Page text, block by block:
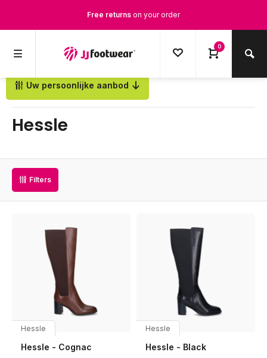
Free returns on your order
0
Uw persoonlijke aanbod
Hessle
Filters
Hessle
Hessle - Cognac
Hessle
Hessle - Black